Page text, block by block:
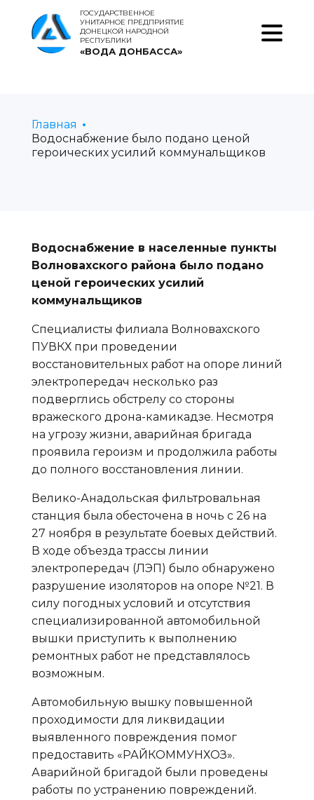
ГОСУДАРСТВЕННОЕ
УНИТАРНОЕ ПРЕДПРИЯТИЕ
ДОНЕЦКОЙ НАРОДНОЙ
РЕСПУБЛИКИ
«ВОДА ДОНБАССА»
Главная
Водоснабжение было подано ценой
героических усилий коммунальщиков
Водоснабжение в населенные пункты
Волновахского района было подано
ценой героических усилий
коммунальщиков
Специалисты филиала Волновахского
ПУВКХ при проведении
восстановительных работ на опоре линий
электропередач несколько раз
подверглись обстрелу со стороны
вражеского дрона-камикадзе. Несмотря
на угрозу жизни, аварийная бригада
проявила героизм и продолжила работы
до полного восстановления линии.
Велико-Анадольская фильтровальная
станция была обесточена в ночь с 26 на
27 ноября в результате боевых действий.
В ходе объезда трассы линии
электропередач (ЛЭП) было обнаружено
разрушение изоляторов на опоре №21. В
силу погодных условий и отсутствия
специализированной автомобильной
вышки приступить к выполнению
ремонтных работ не представлялось
возможным.
Автомобильную вышку повышенной
проходимости для ликвидации
выявленного повреждения помог
предоставить «РАЙКОММУНХОЗ».
Аварийной бригадой были проведены
работы по устранению повреждений.